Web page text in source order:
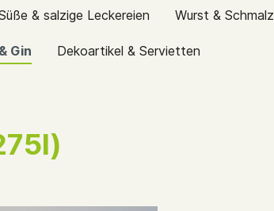
& salzige Leckereien Wurst & Schmalz
Gin Dekoartikel & Servietten